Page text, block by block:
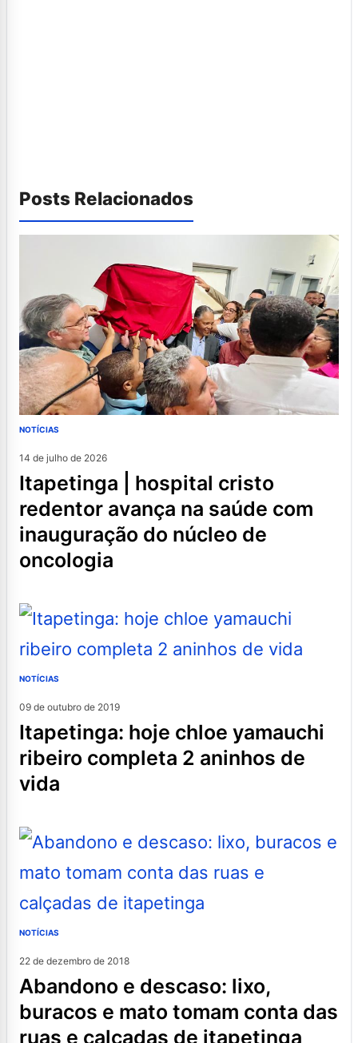
Posts Relacionados
NOTÍCIAS
14 de julho de 2026
itapetinga | hospital cristo
redentor avança na saúde com
inauguração do núcleo de
oncologia
NOTÍCIAS
09 de outubro de 2019
itapetinga: hoje chloe yamauchi
ribeiro completa 2 aninhos de
vida
NOTÍCIAS
22 de dezembro de 2018
abandono e descaso: lixo,
buracos e mato tomam conta das
ruas e calçadas de itapetinga